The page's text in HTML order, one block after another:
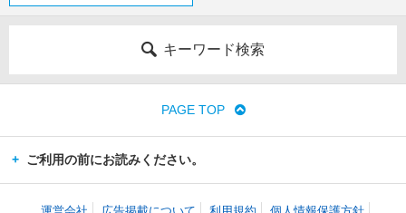
キーワード検索
PAGE TOP
ご利用の前にお読みください。